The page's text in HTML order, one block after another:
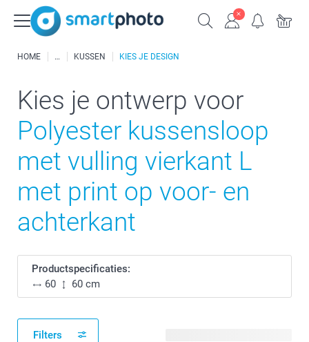
HOME KUSSEN KIES JE DESIGN
Kies je ontwerp voor
Polyester kussensloop
met vulling vierkant L
met print op voor- en
achterkant
Productspecificaties:
60
60 cm
Filters